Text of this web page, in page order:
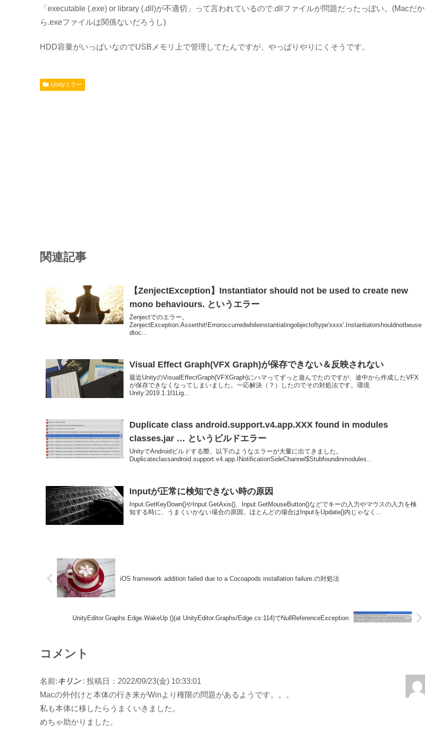
「executable (.exe) or library (.dll)が不適切」って言われているので.dllファイルが問題だったっぽい。(Macだか
ら.exeファイルは関係ないだろうし)
HDD容量がいっぱいなのでUSBメモリ上で管理してたんですが、やっぱりやりにくそうです。
Unityエラー
関連記事
【ZenjectException】Instantiator should not be used to create new
mono behaviours. というエラー
Zenjectでのエラー。
ZenjectException:Asserthit!Erroroccurredwhileinstantiatingobjectoftype'xxxx'.Instantiatorshouldnotbeuse
dtoc...
Visual Effect Graph(VFX Graph)が保存できない＆反映されない
最近UnityのVisualEffectGraph(VFXGraph)にハマってずっと遊んでたのですが、途中から作成したVFX
が保存できなくなってしまいました。一応解決（？）したのでその対処法です。環境
Unity:2019.1.1f1Lig...
Duplicate class android.support.v4.app.XXX found in modules
classes.jar … というビルドエラー
UnityでAndroidビルドする際、以下のようなエラーが大量に出てきました。
Duplicateclassandroid.support.v4.app.INotificationSideChannel$Stubfoundinmodules...
Inputが正常に検知できない時の原因
Input.GetKeyDown()やInput.GetAxis()、Input.GetMouseButton()などでキーの入力やマウスの入力を検
知する時に、うまくいかない場合の原因。ほとんどの場合はInputをUpdate()内じゃなく...
iOS framework addition failed due to a Cocoapods installation failure.の対処法
UnityEditor.Graphs.Edge.WakeUp ()(at UnityEditor.Graphs/Edge.cs:114)でNullReferenceException
コメント
名前:キリン: 投稿日：2022/09/23(金) 10:33:01
Macの外付けと本体の行き来がWinより権限の問題があるようです。。。
私も本体に移したらうまくいきました。
めちゃ助かりました。